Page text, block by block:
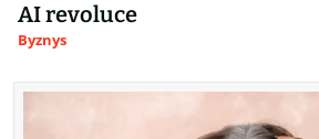
AI revoluce
Byznys